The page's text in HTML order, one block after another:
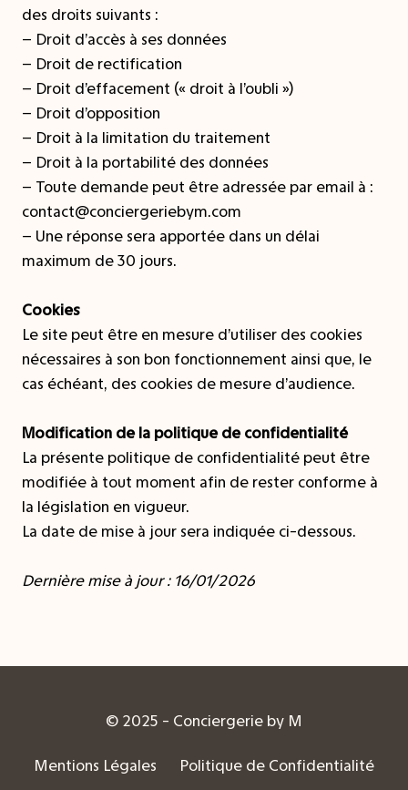
des droits suivants :
– Droit d’accès à ses données
– Droit de rectification
– Droit d’effacement (« droit à l’oubli »)
– Droit d’opposition
– Droit à la limitation du traitement
– Droit à la portabilité des données
– Toute demande peut être adressée par email à :
contact@conciergeriebym.com
– Une réponse sera apportée dans un délai
maximum de 30 jours.
Cookies
Le site peut être en mesure d’utiliser des cookies
nécessaires à son bon fonctionnement ainsi que, le
cas échéant, des cookies de mesure d’audience.
Modification de la politique de confidentialité
La présente politique de confidentialité peut être
modifiée à tout moment afin de rester conforme à
la législation en vigueur.
La date de mise à jour sera indiquée ci-dessous.
Dernière mise à jour : 16/01/2026
© 2025 - Conciergerie by M
Mentions Légales Politique de Confidentialité